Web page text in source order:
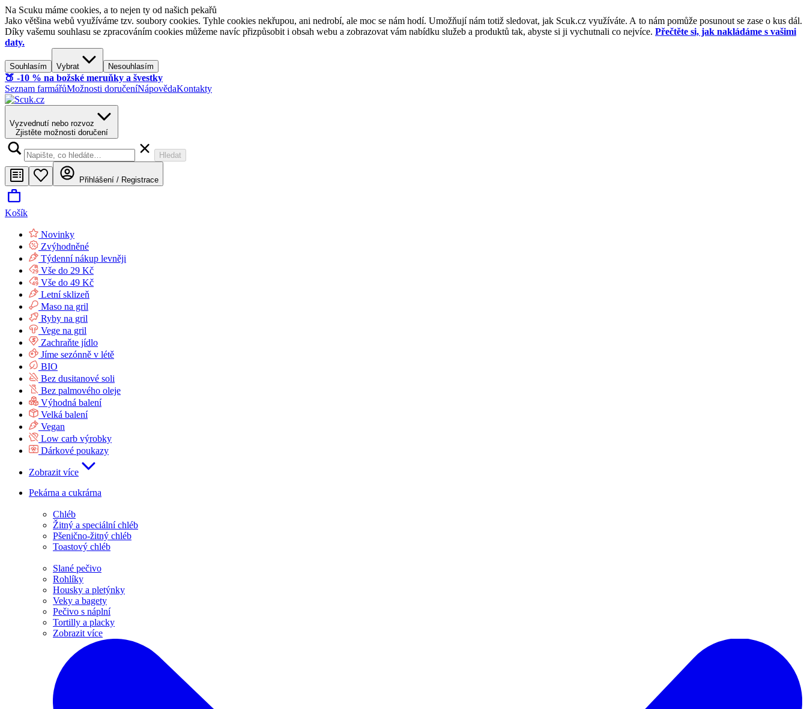
Na Scuku máme cookies, a to nejen ty od našich pekařů
Jako většina webů využíváme tzv. soubory cookies. Tyhle cookies nekřupou, ani nedrobí, ale moc se nám hodí. Umožňují nám totiž sledovat, jak Scuk.cz využíváte. A to nám pomůže posunout se zase o kus dál.
Díky vašemu souhlasu se zpracováním cookies můžeme navíc přizpůsobit i obsah webu a zobrazovat vám nabídku služeb a produktů tak, abyste si ji vychutnali co nejvíce. Přečtěte si, jak nakládáme s vašimi
daty.
Souhlasím Vybrat Nesouhlasím
🍑​ -10 % na božské meruňky a švestky
Seznam farmářůMožnosti doručeníNápovědaKontakty
Vyzvednutí nebo rozvoz
Zjistěte možnosti doručení
Hledat
Přihlášení / Registrace
Košík
Novinky
Zvýhodněné
Týdenní nákup levněji
Vše do 29 Kč
Vše do 49 Kč
Letní sklizeň
Maso na gril
Ryby na gril
Vege na gril
Zachraňte jídlo
Jíme sezónně v létě
BIO
Bez dusitanové soli
Bez palmového oleje
Výhodná balení
Velká balení
Vegan
Low carb výrobky
Dárkové poukazy
Zobrazit více
Pekárna a cukrárna
Chléb
Žitný a speciální chléb
Pšenično-žitný chléb
Toastový chléb
Slané pečivo
Rohlíky
Housky a pletýnky
Veky a bagety
Pečivo s náplní
Tortilly a placky
Zobrazit více